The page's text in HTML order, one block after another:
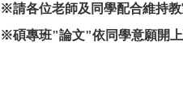
※請各位老師及同學配合維持
※碩專班"論文"依同學意願開上